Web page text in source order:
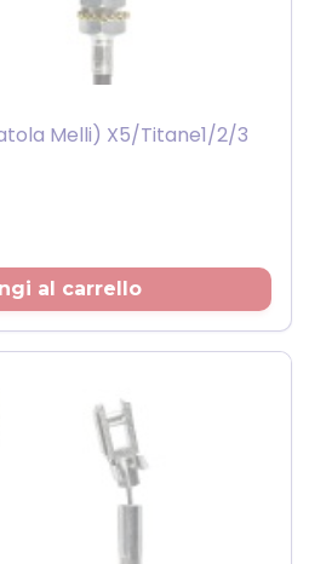
Melli) X5/Titane1/2/3
al carrello